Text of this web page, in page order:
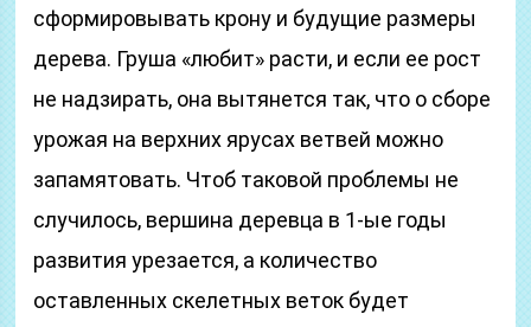
сформировывать крону и будущие размеры
дерева. Груша «любит» расти, и если ее рост
не надзирать, она вытянется так, что о сборе
урожая на верхних ярусах ветвей можно
запамятовать. Чтоб таковой проблемы не
случилось, вершина деревца в 1-ые годы
развития урезается, а количество
оставленных скелетных веток будет